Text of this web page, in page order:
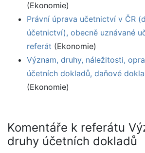
(Ekonomie)
Právní úprava učetnictví v ČR
účetnictví), obecně uznávané
referát (Ekonomie)
Význam, druhy, náležitosti,
účetních dokladů, daňové
(Ekonomie)
Komentáře k referátu
druhy účetních dokladů